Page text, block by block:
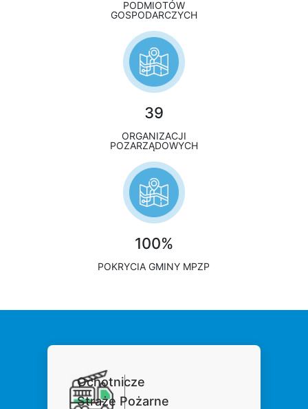
PODMIOTÓW
GOSPODARCZYCH
39
ORGANIZACJI
POZARZĄDOWYCH
100%
POKRYCIA GMINY MPZP
Ochotnicze
Straże Pożarne